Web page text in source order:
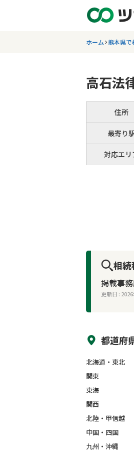
ホーム 熊本県で
高石法
住所
最寄り
対応エリ
相続
掲載事
更新日 :
都道府
北海道・東北
関東
東海
関西
北陸・甲信越
中国・四国
九州・沖縄